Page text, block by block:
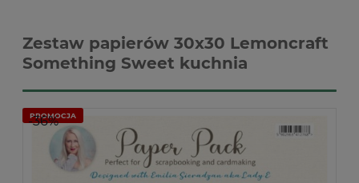
Zestaw papierów 30x30 Lemoncraft
Something Sweet kuchnia
PROMOCJA
-36%